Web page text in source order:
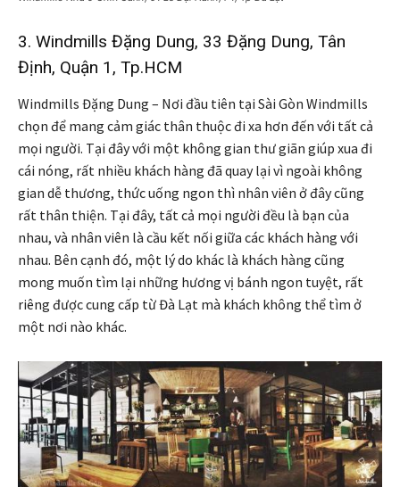
3. Windmills Đặng Dung, 33 Đặng Dung, Tân
Định, Quận 1, Tp.HCM
Windmills Đặng Dung – Nơi đầu tiên tại Sài Gòn Windmills
chọn để mang cảm giác thân thuộc đi xa hơn đến với tất cả
mọi người. Tại đây với một không gian thư giãn giúp xua đi
cái nóng, rất nhiều khách hàng đã quay lại vì ngoài không
gian dễ thương, thức uống ngon thì nhân viên ở đây cũng
rất thân thiện. Tại đây, tất cả mọi người đều là bạn của
nhau, và nhân viên là cầu kết nối giữa các khách hàng với
nhau. Bên cạnh đó, một lý do khác là khách hàng cũng
mong muốn tìm lại những hương vị bánh ngon tuyệt, rất
riêng được cung cấp từ Đà Lạt mà khách không thể tìm ở
một nơi nào khác.